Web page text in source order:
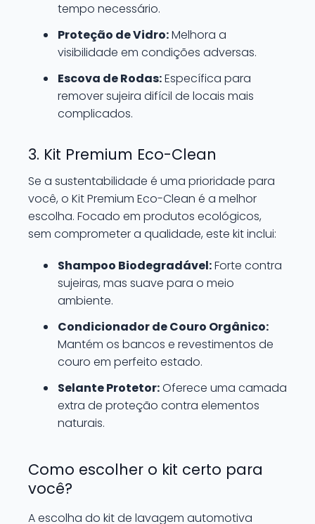
tempo necessário.
Proteção de Vidro:Melhora a
visibilidade em condições adversas.
Escova de Rodas:Específica para
remover sujeira difícil de locais mais
complicados.
3. Kit Premium Eco-Clean
Se a sustentabilidade é uma prioridade para
você, o Kit Premium Eco-Clean é a melhor
escolha. Focado em produtos ecológicos,
sem comprometer a qualidade, este kit inclui:
Shampoo Biodegradável:Forte contra
sujeiras, mas suave para o meio
ambiente.
Condicionador de Couro Orgânico:
Mantém os bancos e revestimentos de
couro em perfeito estado.
Selante Protetor:Oferece uma camada
extra de proteção contra elementos
naturais.
Como escolher o kit certo para
você?
A escolha do kit de lavagem automotiva